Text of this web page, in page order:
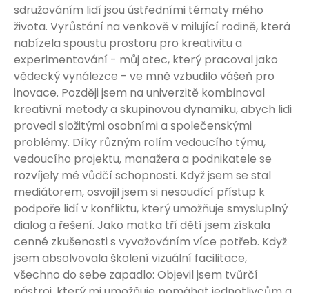
sdružováním lidí jsou ústředními tématy mého
života. Vyrůstání na venkově v milující rodině, která
nabízela spoustu prostoru pro kreativitu a
experimentování - můj otec, který pracoval jako
vědecký vynálezce - ve mně vzbudilo vášeň pro
inovace. Později jsem na univerzitě kombinoval
kreativní metody a skupinovou dynamiku, abych lidi
provedl složitými osobními a společenskými
problémy. Díky různým rolím vedoucího týmu,
vedoucího projektu, manažera a podnikatele se
rozvíjely mé vůdčí schopnosti. Když jsem se stal
mediátorem, osvojil jsem si nesoudící přístup k
podpoře lidí v konfliktu, který umožňuje smysluplný
dialog a řešení. Jako matka tří dětí jsem získala
cenné zkušenosti s vyvažováním více potřeb. Když
jsem absolvovala školení vizuální facilitace,
všechno do sebe zapadlo: Objevil jsem tvůrčí